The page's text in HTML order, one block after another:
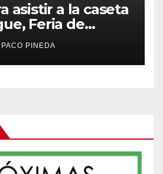
asistir a la caseta
Feria de
PACO PINEDA